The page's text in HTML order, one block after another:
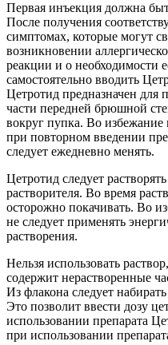
Первая инъекция должна
После получения
симптомах, которые могут
возникновении
реакции и о необходимости
самостоятельно вводить
Цетротид предназначен для
части передней брюшной
вокруг пупка. Во избежание
при повторном введении
следует ежедневно менять.
Цетротид следует
растворителя. Во время
осторожно покачивать. Во
не следует применять
растворения.
Нельзя использовать
содержит нерастворенные
Из флакона следует
Это позволит ввести дозу
использовании препарата
при использовании